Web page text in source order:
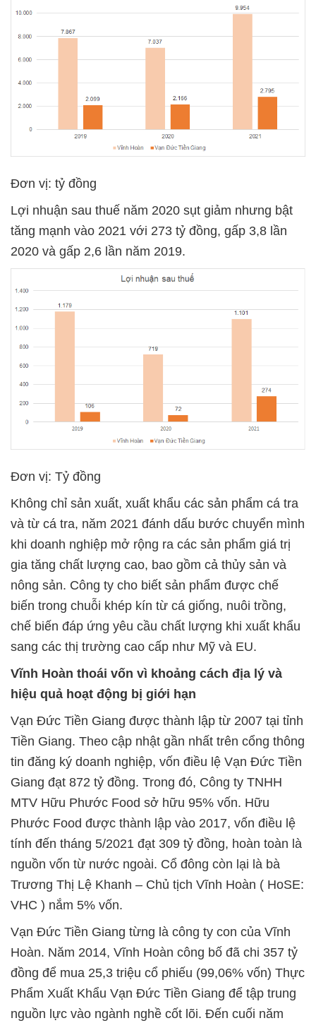
Đơn vị: tỷ đồng
Lợi nhuận sau thuế năm 2020 sụt giảm nhưng bật
tăng mạnh vào 2021 với 273 tỷ đồng, gấp 3,8 lần
2020 và gấp 2,6 lần năm 2019.
Đơn vị: Tỷ đồng
Không chỉ sản xuất, xuất khẩu các sản phẩm cá tra
và từ cá tra, năm 2021 đánh dấu bước chuyển mình
khi doanh nghiệp mở rộng ra các sản phẩm giá trị
gia tăng chất lượng cao, bao gồm cả thủy sản và
nông sản. Công ty cho biết sản phẩm được chế
biến trong chuỗi khép kín từ cá giống, nuôi trồng,
chế biến đáp ứng yêu cầu chất lượng khi xuất khẩu
sang các thị trường cao cấp như Mỹ và EU.
Vĩnh Hoàn thoái vốn vì khoảng cách địa lý và
hiệu quả hoạt động bị giới hạn
Vạn Đức Tiền Giang được thành lập từ 2007 tại tỉnh
Tiền Giang. Theo cập nhật gần nhất trên cổng thông
tin đăng ký doanh nghiệp, vốn điều lệ Vạn Đức Tiền
Giang đạt 872 tỷ đồng. Trong đó, Công ty TNHH
MTV Hữu Phước Food sở hữu 95% vốn. Hữu
Phước Food được thành lập vào 2017, vốn điều lệ
tính đến tháng 5/2021 đạt 309 tỷ đồng, hoàn toàn là
nguồn vốn từ nước ngoài. Cổ đông còn lại là bà
Trương Thị Lệ Khanh – Chủ tịch Vĩnh Hoàn ( HoSE:
VHC ) nắm 5% vốn.
Vạn Đức Tiền Giang từng là công ty con của Vĩnh
Hoàn. Năm 2014, Vĩnh Hoàn công bố đã chi 357 tỷ
đồng để mua 25,3 triệu cổ phiếu (99,06% vốn) Thực
Phẩm Xuất Khẩu Vạn Đức Tiền Giang để tập trung
nguồn lực vào ngành nghề cốt lõi. Đến cuối năm